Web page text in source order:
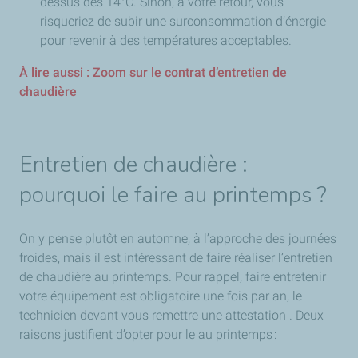
risqueriez de subir une surconsommation d’énergie
pour revenir à des températures acceptables.
À lire aussi : Zoom sur le contrat d’entretien de
chaudière
Entretien de chaudière :
pourquoi le faire au printemps ?
On y pense plutôt en automne, à l’approche des journées
froides, mais il est intéressant de faire réaliser l’entretien
de chaudière au printemps. Pour rappel, faire entretenir
votre équipement est obligatoire une fois par an, le
technicien devant vous remettre une attestation . Deux
raisons justifient d’opter pour le au printemps :